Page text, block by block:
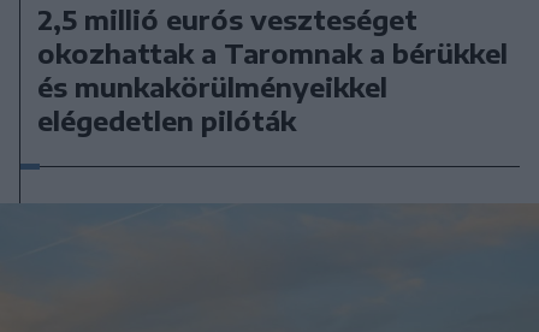
2,5 millió eurós veszteséget
okozhattak a Taromnak a bérükkel
és munkakörülményeikkel
elégedetlen pilóták